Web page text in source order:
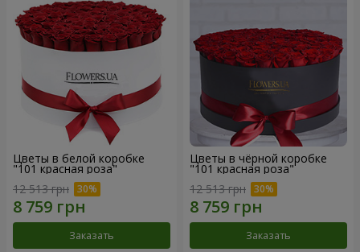
Цветы в белой коробке
"101 красная роза"
12 513 грн
Заказать
Цветы в чёрной коробке
"101 красная роза"
12 513 грн
Заказать